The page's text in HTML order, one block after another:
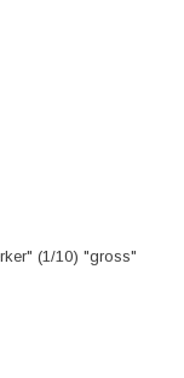
(1/10) "gross"